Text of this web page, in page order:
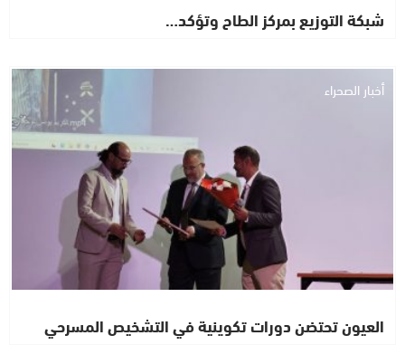
شبكة التوزيع بمركز الطاح وتؤكد…
أخبار الصحراء
العيون تحتضن دورات تكوينية في التشخيص المسرحي